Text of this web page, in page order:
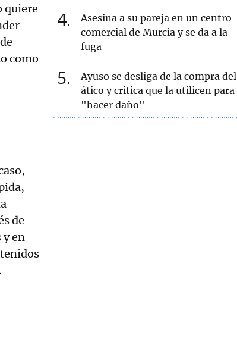
quiere
como
de
y en
4
Asesina a su pareja en un centro
comercial de Murcia y se da a la
fuga
5
Ayuso se desliga de la compra del
ático y critica que la utilicen para
"hacer daño"